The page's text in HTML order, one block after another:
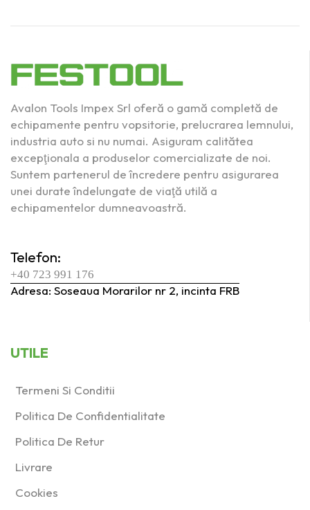
Avalon Tools Impex Srl oferă o gamă completă de
echipamente pentru vopsitorie, prelucrarea lemnului,
industria auto si nu numai. Asiguram calitătea
excepţionala a produselor comercializate de noi.
Suntem partenerul de încredere pentru asigurarea
unei durate îndelungate de viaţă utilă a
echipamentelor dumneavoastră.
Telefon:
+40 723 991 176
Adresa: Soseaua Morarilor nr 2, incinta FRB
UTILE
Termeni Si Conditii
Politica De Confidentialitate
Politica De Retur
Livrare
Cookies